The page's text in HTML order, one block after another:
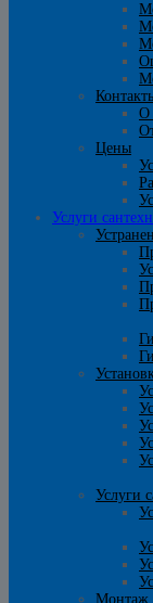
О
Цены
Услуги
Услуги
Монтаж